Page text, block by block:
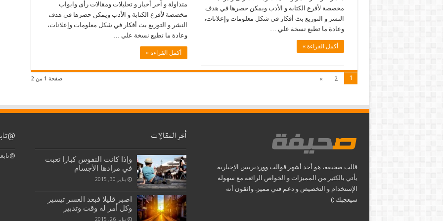
مخصصة لأفرع الكتابة و الأدب ويمكن حصرها في هدف
النشر و التوزيع بث أفكار في شكل معلومات وإعلانات،
وعادة ما تطبع نسخة علي …
أكمل القراءة »
متداولة و آخر أخبار و تحليلات ومقالات رأى وابواب
مخصصة لأفرع الكتابة و الأدب ويمكن حصرها في هدف
النشر و التوزيع بث أفكار في شكل معلومات وإعلانات،
وعادة ما تطبع نسخة علي …
أكمل القراءة »
صفحة 1 من 2 1
2
»
قالب صحيفة، هو أحد أشهر قوالب ووردبريس الإخبارية
يأتي بالكثير من المميزات و الخواص الرائعه مع سهوله
الإستخدام و التخصيص و دعم فني مميز. واثقون أنه
سيعجبك :)
أخر المقالات
وإذا كانت النفوس كبارا تعبت
في مرادها الأجسام
يناير 30, 2015
اصبر قليلا فبعد العسر تيسير
وكل أمر له وقت وتدبير
يناير 26, 2015